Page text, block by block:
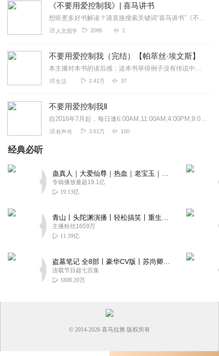
《不要用爱控制我》| 喜马讲书
想听更多好书解读？请直接搜索关键词“喜马讲书”《不要用爱控制我》的作者帕萃丝·埃文斯是人际关系领域的研究者和实践者。她在美国建立了多家工作室，也时常在公众媒体中...
人文国学 2095 1
不要用爱控制我（完结）【帕萃丝·埃文斯】
本主播对本书的读后感：这本书举得例子没有传说中的心理学案例那样生动有趣，都是生活中的小事情，所以偶尔让人觉得单调，但正因为是小的不能再小的事情，才能突然让我们警...
生活 2.41万 37
不要用爱控制我Ⅱ
自2016年7月起，每日逢6:00AM,11:00AM,4:00PM,9:00PM更新。PS:1.本人非专业主播，广普腔调，国语极差，慎听。2....
有声书 3.61万 100
经典必听
专辑播放量超19.1亿
19.13亿
主播粉丝1659万
11.39亿
连载节目超七百集
1808.20万
© 2014-2026 喜马拉雅 版权所有